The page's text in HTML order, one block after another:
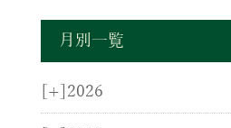
月別一覧
[+] 2026